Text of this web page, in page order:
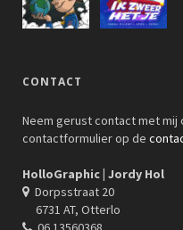
CONTACT
Neem gerust contact met
contactformulier op de
HolloGraphic | Jordy Hol
Dorpsstraat 20
6731 AT, Otterlo